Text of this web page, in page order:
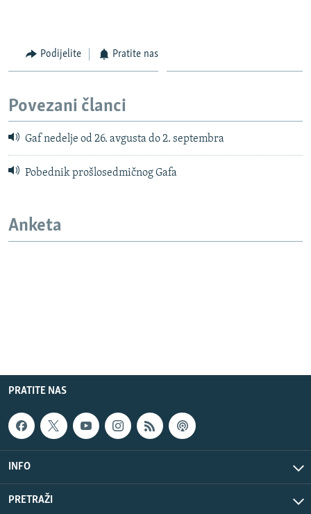
Podijelite Pratite nas
Povezani članci
Gaf nedelje od 26. avgusta do 2. septembra
Pobednik prošlosedmičnog Gafa
Anketa
PRATITE NAS
INFO
PRETRAŽI